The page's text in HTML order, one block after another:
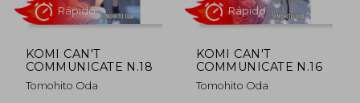
31% S/ 35,00 10%
KOMI CAN'T
COMMUNICATE N.18
Tomohito Oda
KOMI CAN'T
COMMUNICATE N.16
Tomohito Oda